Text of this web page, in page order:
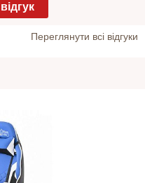
Переглянути всі відгуки